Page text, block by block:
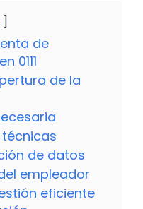
de
0111
de la
de datos
empleador
eficiente